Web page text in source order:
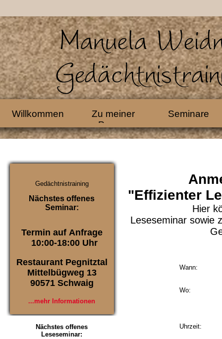
Willkommen
Zu meiner
Person
Seminare
Gedächtnistraining
Nächstes offenes
Seminar:
Termin auf Anfrage
10:00-18:00 Uhr
Restaurant Pegnitztal
Mittelbügweg 13
90571 Schwaig
...mehr Informationen
Nächstes offenes
Leseseminar:
"Effizienter
Hier
Leseseminar sowie
Wann:
Wo:
Uhrzeit: